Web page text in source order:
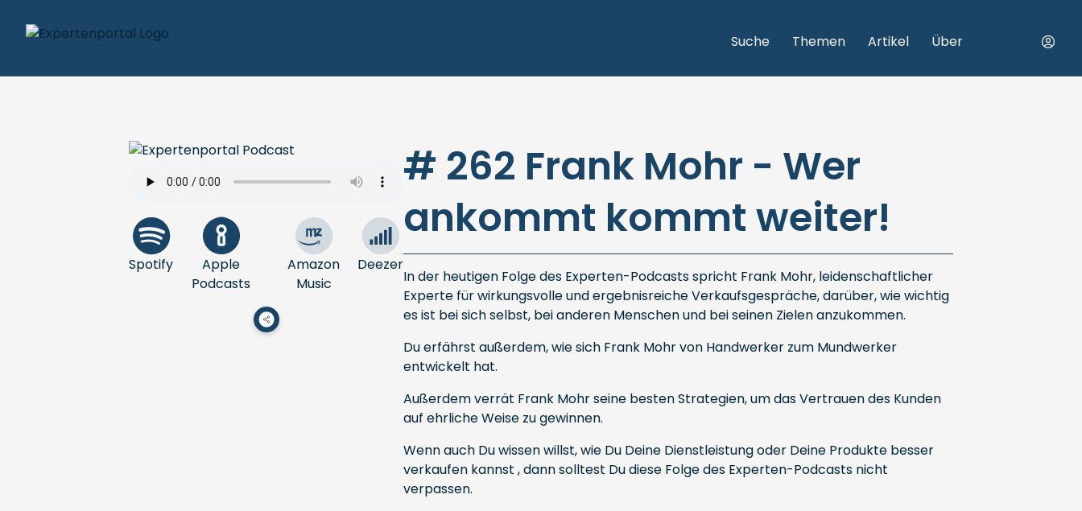
Suche Themen Artikel Über
Spotify
Apple
Podcasts
Amazon
Music
Deezer
# 262 Frank Mohr - Wer
ankommt kommt weiter!
In der heutigen Folge des Experten-Podcasts spricht Frank Mohr, leidenschaftlicher
Experte für wirkungsvolle und ergebnisreiche Verkaufsgespräche, darüber, wie wichtig
es ist bei sich selbst, bei anderen Menschen und bei seinen Zielen anzukommen.
Du erfährst außerdem, wie sich Frank Mohr von Handwerker zum Mundwerker
entwickelt hat.
Außerdem verrät Frank Mohr seine besten Strategien, um das Vertrauen des Kunden
auf ehrliche Weise zu gewinnen.
Wenn auch Du wissen willst, wie Du Deine Dienstleistung oder Deine Produkte besser
verkaufen kannst , dann solltest Du diese Folge des Experten-Podcasts nicht
verpassen.